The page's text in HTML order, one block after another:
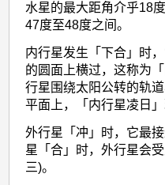
水星的最大距角介乎18
47度至48度之间。
内行星发生「下合」时
的圆面上横过，这称为
行星围绕太阳公转的轨
平面上，「内行星凌日
外行星「冲」时，它最
星「合」时，外行星会
三)。